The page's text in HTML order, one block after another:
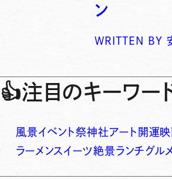
ン
WRITTEN BY
👍注目のキーワー
風景イベント祭神社アート 開運
ラーメンスイーツ絶景ランチグルメ